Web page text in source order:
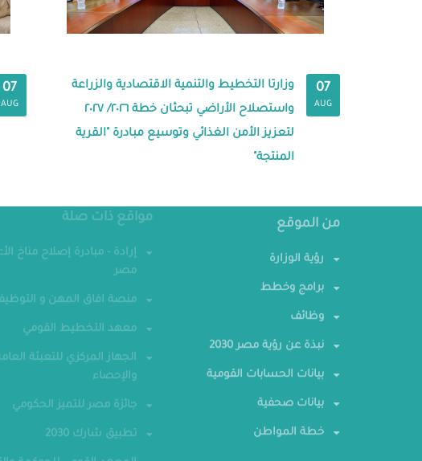
07
AUG
وزارتا التخطيط والتنمية الاقتصادية والزراعة
واستصلاح الأراضي تبحثان خطة ٢٠٢٦/ ٢٠٢٧
لتعزيز الأمن الغذائي وتوسيع مبادرة "القرية
المنتجة"
07
AUG
من الموقع
رؤية الوزارة
برامج وخطط
وظائف
نبذة عن رؤية مصر 2030
بيانات الحسابات القومية
بيانات صحفية
خطة المواطن
مواقع ذات صلة
الجهاز المركزي للتعبئة العامة